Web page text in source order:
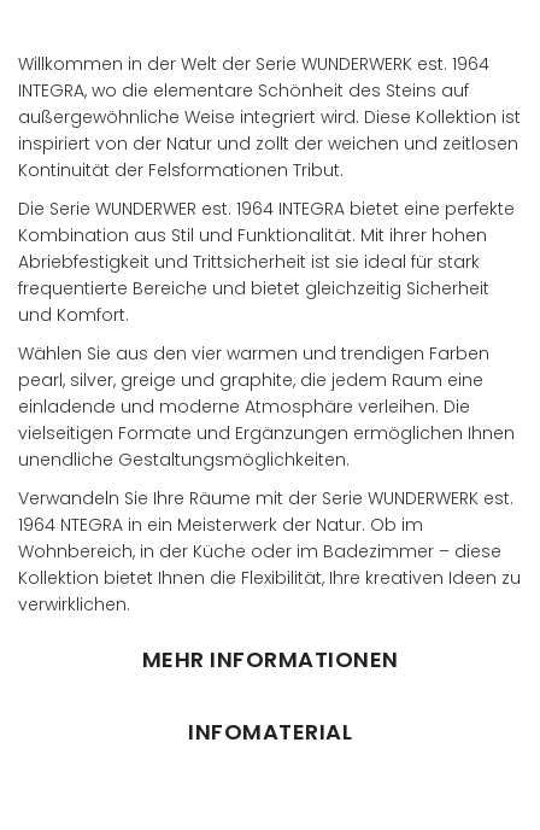
Willkommen in der Welt der Serie WUNDERWERK est. 1964
INTEGRA, wo die elementare Schönheit des Steins auf
außergewöhnliche Weise integriert wird. Diese Kollektion ist
inspiriert von der Natur und zollt der weichen und zeitlosen
Kontinuität der Felsformationen Tribut.
Die Serie WUNDERWER est. 1964 INTEGRA bietet eine perfekte
Kombination aus Stil und Funktionalität. Mit ihrer hohen
Abriebfestigkeit und Trittsicherheit ist sie ideal für stark
frequentierte Bereiche und bietet gleichzeitig Sicherheit
und Komfort.
Wählen Sie aus den vier warmen und trendigen Farben
pearl, silver, greige und graphite, die jedem Raum eine
einladende und moderne Atmosphäre verleihen. Die
vielseitigen Formate und Ergänzungen ermöglichen Ihnen
unendliche Gestaltungsmöglichkeiten.
Verwandeln Sie Ihre Räume mit der Serie WUNDERWERK est.
1964 NTEGRA in ein Meisterwerk der Natur. Ob im
Wohnbereich, in der Küche oder im Badezimmer – diese
Kollektion bietet Ihnen die Flexibilität, Ihre kreativen Ideen zu
verwirklichen.
MEHR INFORMATIONEN
INFOMATERIAL